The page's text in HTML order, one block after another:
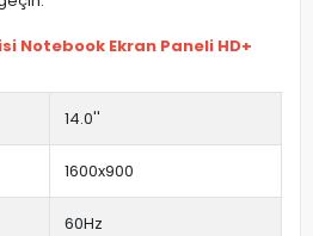
Notebook Ekran Paneli HD+
14.0''
1600x900
60Hz